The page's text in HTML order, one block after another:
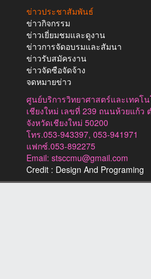
ข่าวประชาสัมพันธ์
ข่าวกิจกรรม
ข่าวเยี่ยมชมและดูงาน
ข่าวการจัดอบรมและสัมนา
ข่าวรับสมัครงาน
ข่าวจัดซือจัดจ้าง
จดหมายข่าว
ศูนย์บริการวิทยาศาสตร์และเทคโ
เชียงใหม่ เลขที่ 239 ถนนห้วยแก้ว
จังหวัดเชียงใหม่ 50200
โทร.053-943397, 053-941971
แฟกซ์.053-892275
Email: stsccmu@gmail.com
Credit : Design And Programing